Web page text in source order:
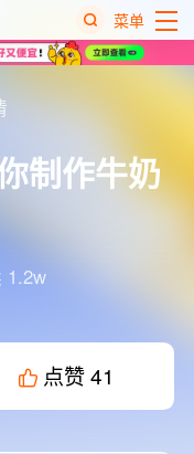
菜单
制作牛奶
1.2w
点赞 41